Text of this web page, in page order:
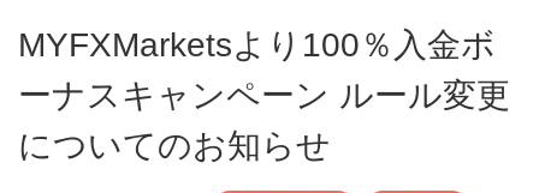
MYFXMarketsより100％入金ボ
ーナスキャンペーン ルール変更
についてのお知らせ